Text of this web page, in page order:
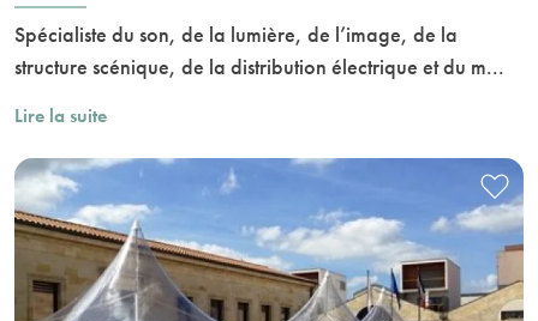
Spécialiste du son, de la lumière, de l’image, de la
structure scénique, de la distribution électrique et du m...
Lire la suite